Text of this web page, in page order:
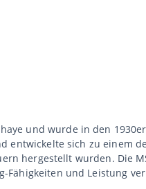
und wurde in den
entwickelte sich zu einem
hergestellt wurden. Die
Fähigkeiten und Leistung